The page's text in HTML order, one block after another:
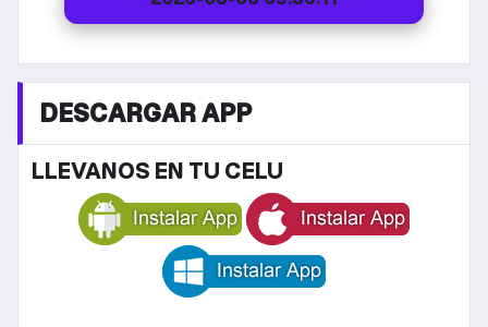
DESCARGAR APP
LLEVANOS EN TU CELU